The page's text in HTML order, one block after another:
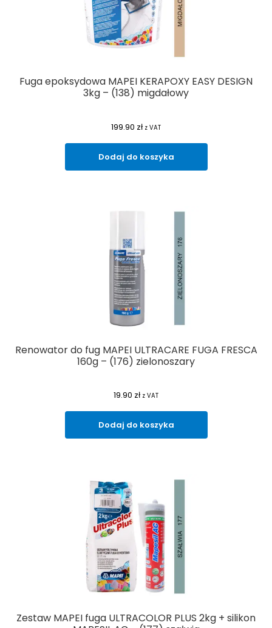
Fuga epoksydowa MAPEI KERAPOXY EASY DESIGN
3kg – (138) migdałowy
199.90 zł z VAT
Dodaj do koszyka
Renowator do fug MAPEI ULTRACARE FUGA FRESCA
160g – (176) zielonoszary
19.90 zł z VAT
Dodaj do koszyka
Zestaw MAPEI fuga ULTRACOLOR PLUS 2kg + silikon